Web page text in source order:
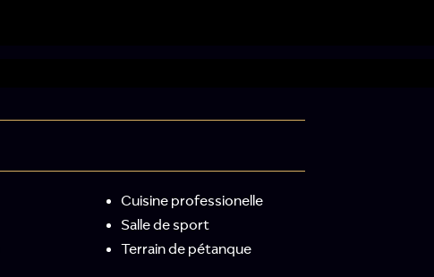
Cuisine professionelle
Salle de sport
Terrain de pétanque